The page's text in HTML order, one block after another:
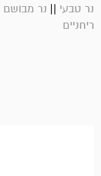
נר טבעי || נר מבושם
ריחניים